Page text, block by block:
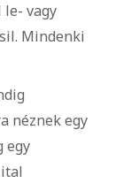
le- vagy
Mindenki
néznek egy
egy